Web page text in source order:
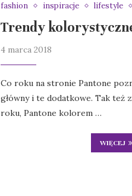
fashion inspiracje lifestyle
Trendy
4 marca 2018
Co roku na stronie Pantone
główny i te dodatkowe. Tak też
roku, Pantone kolorem …
WIĘCEJ